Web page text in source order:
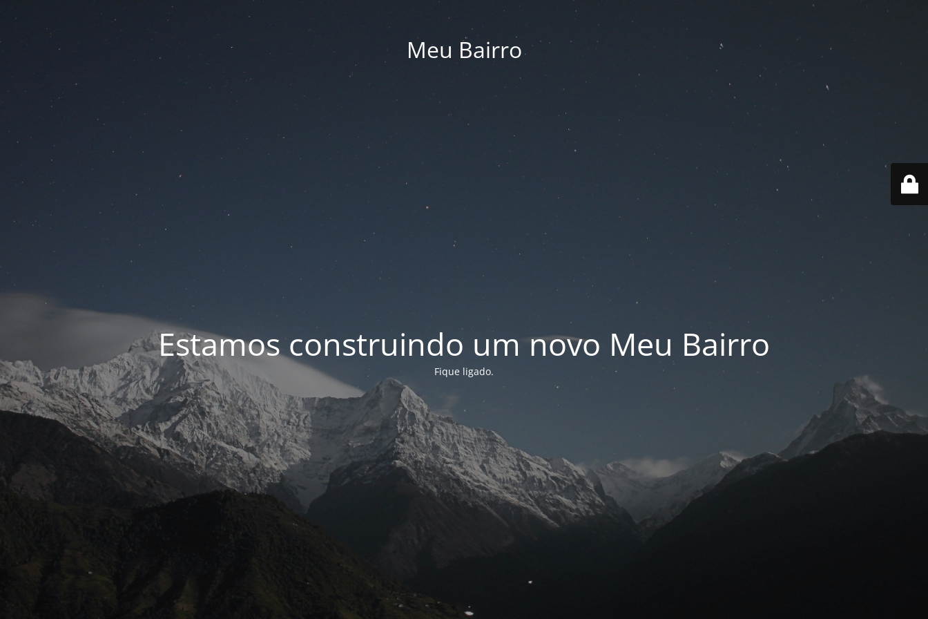
Meu Bairro
Estamos construindo um novo Meu Bairro
Fique ligado.